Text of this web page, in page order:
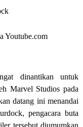
Youtube.com
dinantikan untuk
Marvel Studios pada
datang ini menandai
pengacara buta
tersebut diumumkan